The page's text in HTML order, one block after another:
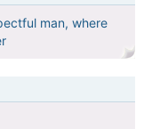
man, where